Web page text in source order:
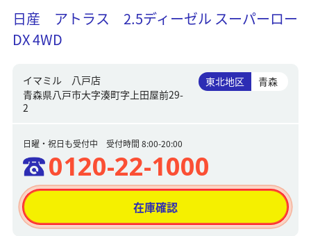
日産 アトラス 2.5ディーゼル スーパーロー
DX 4WD
イマミル 八戸店
青森県八戸市大字湊町字上田屋前29-
2
東北地区 青森
日曜・祝日も受付中 受付時間 8:00-20:00
0120-22-1000
在庫確認